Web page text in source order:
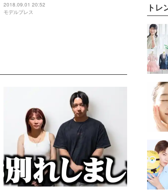
2018.09.01 20:52
モデルプレス
トレ